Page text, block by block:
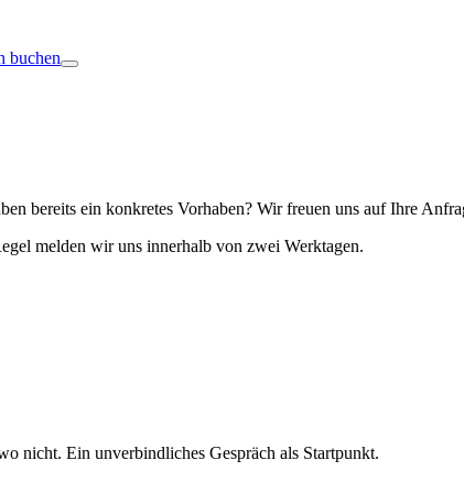
buchen
bereits ein konkretes Vorhaben? Wir freuen uns auf Ihre
melden wir uns innerhalb von zwei Werktagen.
nicht. Ein unverbindliches Gespräch als Startpunkt.